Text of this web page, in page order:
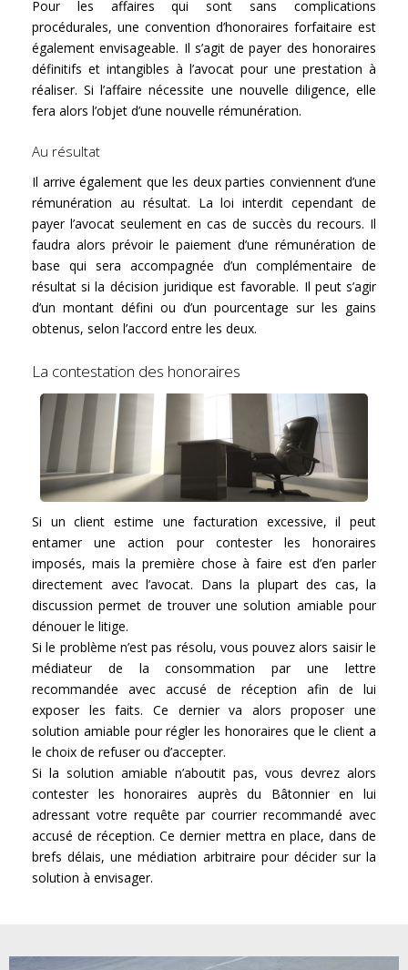
Pour les affaires qui sont sans complications
procédurales, une convention d’honoraires forfaitaire est
également envisageable. Il s’agit de payer des honoraires
définitifs et intangibles à l’avocat pour une prestation à
réaliser. Si l’affaire nécessite une nouvelle diligence, elle
fera alors l’objet d’une nouvelle rémunération.
Au résultat
Il arrive également que les deux parties conviennent d’une
rémunération au résultat. La loi interdit cependant de
payer l’avocat seulement en cas de succès du recours. Il
faudra alors prévoir le paiement d’une rémunération de
base qui sera accompagnée d’un complémentaire de
résultat si la décision juridique est favorable. Il peut s’agir
d’un montant défini ou d’un pourcentage sur les gains
obtenus, selon l’accord entre les deux.
La contestation des honoraires
Si un client estime une facturation excessive, il peut
entamer une action pour contester les honoraires
imposés, mais la première chose à faire est d’en parler
directement avec l’avocat. Dans la plupart des cas, la
discussion permet de trouver une solution amiable pour
dénouer le litige.
Si le problème n’est pas résolu, vous pouvez alors saisir le
médiateur de la consommation par une lettre
recommandée avec accusé de réception afin de lui
exposer les faits. Ce dernier va alors proposer une
solution amiable pour régler les honoraires que le client a
le choix de refuser ou d’accepter.
Si la solution amiable n’aboutit pas, vous devrez alors
contester les honoraires auprès du Bâtonnier en lui
adressant votre requête par courrier recommandé avec
accusé de réception. Ce dernier mettra en place, dans de
brefs délais, une médiation arbitraire pour décider sur la
solution à envisager.